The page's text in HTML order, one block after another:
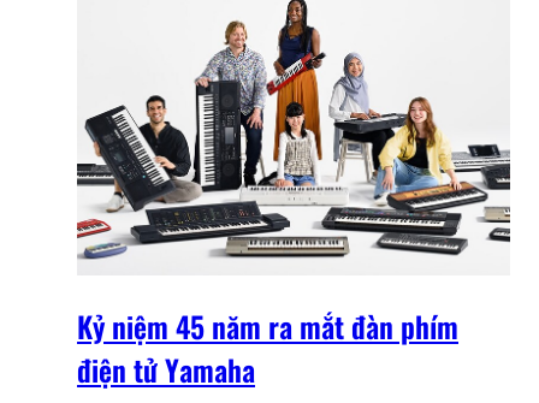
Kỷ niệm 45 năm ra mắt đàn phím
điện tử Yamaha